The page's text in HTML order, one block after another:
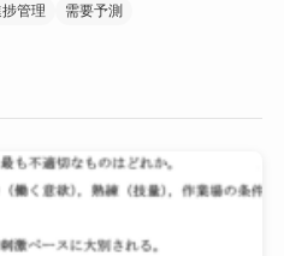
管理 需要予測